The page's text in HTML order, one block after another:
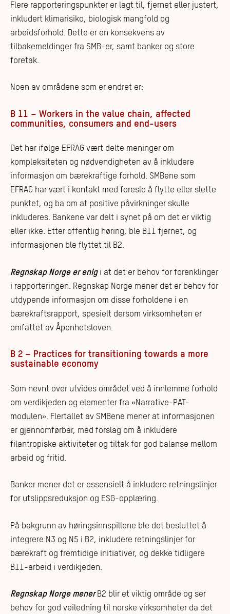
Flere rapporteringspunkter er lagt til, fjernet eller justert,
inkludert klimarisiko, biologisk mangfold og
arbeidsforhold. Dette er en konsekvens av
tilbakemeldinger fra SMB-er, samt banker og store
foretak.
Noen av områdene som er endret er:
B 11 – Workers in the value chain, affected
communities, consumers and end-users
Det har ifølge EFRAG vært delte meninger om
kompleksiteten og nødvendigheten av å inkludere
informasjon om bærekraftige forhold. SMBene som
EFRAG har vært i kontakt med foreslo å flytte eller slette
punktet, og ba om at positive påvirkninger skulle
inkluderes. Bankene var delt i synet på om det er viktig
eller ikke. Etter offentlig høring, ble B11 fjernet, og
informasjonen ble flyttet til B2.
Regnskap Norge er enigi at det er behov for forenklinger
i rapporteringen. Regnskap Norge mener det er behov for
utdypende informasjon om disse forholdene i en
bærekraftsrapport, spesielt dersom virksomheten er
omfattet av Åpenhetsloven.
B 2 – Practices for transitioning towards a more
sustainable economy
Som nevnt over utvides området ved å innlemme forhold
om verdikjeden og elementer fra «Narrative-PAT-
modulen». Flertallet av SMBene mener at informasjonen
er gjennomførbar, med forslag om å inkludere
filantropiske aktiviteter og tiltak for god balanse mellom
arbeid og fritid.
Banker mener det er essensielt å inkludere retningslinjer
for utslippsreduksjon og ESG-opplæring.
På bakgrunn av høringsinnspillene ble det besluttet å
integrere N3 og N5 i B2, inkludere retningslinjer for
bærekraft og fremtidige initiativer, og dekke tidligere
B11-arbeid i verdikjeden.
Regnskap Norge menerB2 blir et viktig område og ser
behov for god veiledning til norske virksomheter da det